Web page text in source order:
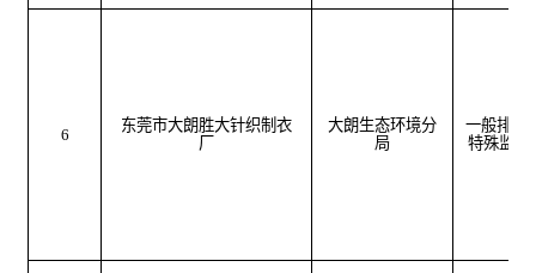
6
东莞市大朗胜大针织制衣
厂
大朗生态环境分
局
一般排污
特殊监管